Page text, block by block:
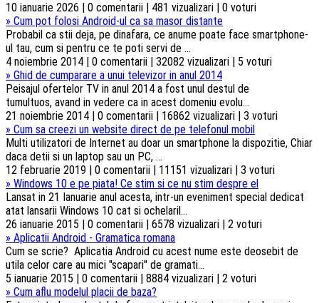
10 ianuarie 2026 | 0 comentarii | 481 vizualizari | 0 voturi
» Cum pot folosi Android-ul ca sa masor distante
Probabil ca stii deja, pe dinafara, ce anume poate face smartphone-
ul tau, cum si pentru ce te poti servi de ...
4 noiembrie 2014 | 0 comentarii | 32082 vizualizari | 5 voturi
» Ghid de cumparare a unui televizor in anul 2014
Peisajul ofertelor TV in anul 2014 a fost unul destul de
tumultuos, avand in vedere ca in acest domeniu evolu...
21 noiembrie 2014 | 0 comentarii | 16862 vizualizari | 3 voturi
» Cum sa creezi un website direct de pe telefonul mobil
Multi utilizatori de Internet au doar un smartphone la dispozitie, Chiar
daca detii si un laptop sau un PC, ...
12 februarie 2019 | 0 comentarii | 11151 vizualizari | 3 voturi
» Windows 10 e pe piata! Ce stim si ce nu stim despre el
Lansat in 21 Ianuarie anul acesta, intr-un eveniment special dedicat
atat lansarii Windows 10 cat si ochelaril...
26 ianuarie 2015 | 0 comentarii | 6578 vizualizari | 2 voturi
» Aplicatii Android - Gramatica romana
Cum se scrie? Aplicatia Android cu acest nume este deosebit de
utila celor care au mici "scapari" de gramati...
5 ianuarie 2015 | 0 comentarii | 8884 vizualizari | 2 voturi
» Cum aflu modelul placii de baza?